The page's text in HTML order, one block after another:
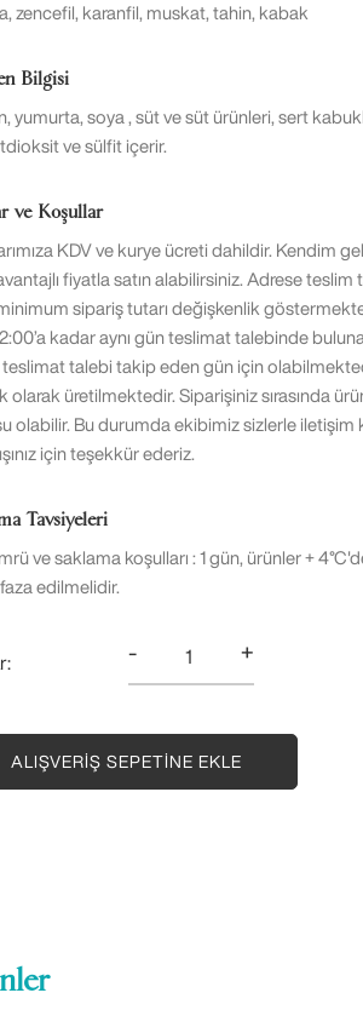
zencefil, karanfil, muskat, tahin, kabak
Bilgisi
yumurta, soya , süt ve süt ürünleri, sert
ve sülfit içerir.
ve Koşullar
KDV ve kurye ücreti dahildir. Kendim
fiyatla satın alabilirsiniz. Adrese
sipariş tutarı değişkenlik
kadar aynı gün teslimat talebinde
talebi takip eden gün için
olarak üretilmektedir. Siparişiniz sırasında
olabilir. Bu durumda ekibimiz sizlerle iletişim
için teşekkür ederiz.
Tavsiyeleri
ve saklama koşulları : 1 gün, ürünler +
edilmelidir.
- +
ALIŞVERIŞ SEPETINE EKLE